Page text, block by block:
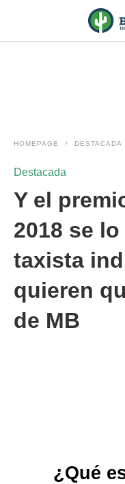
HOMEPAGE DESTACADA
Destacada
Y el
2018 se
taxista
quieren
de MB
¿Qué